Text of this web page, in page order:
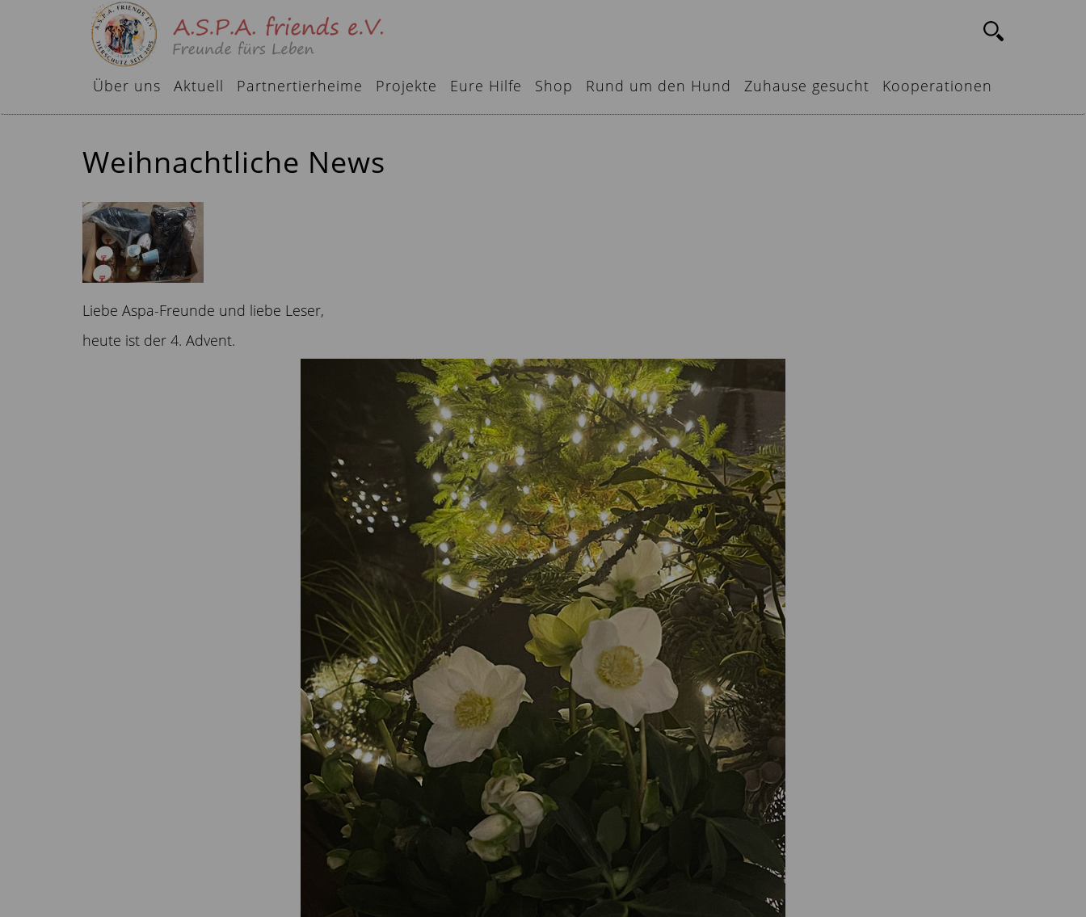
Über uns Aktuell Partnertierheime Projekte Eure Hilfe Shop Rund um den Hund Zuhause gesucht Kooperationen
Weihnachtliche News
Liebe Aspa-Freunde und liebe Leser,
heute ist der 4. Advent.